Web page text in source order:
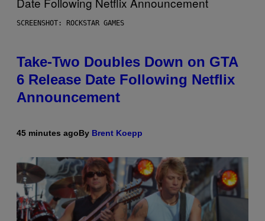
SCREENSHOT: ROCKSTAR GAMES
Take-Two Doubles Down on GTA
6 Release Date Following Netflix
Announcement
45 minutes agoBy Brent Koepp